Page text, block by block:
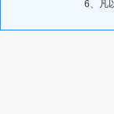
6、凡